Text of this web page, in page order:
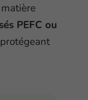
PEFC ou